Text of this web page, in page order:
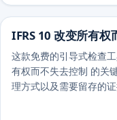
IFRS 10 改变所有权
这款免费的引导式检查
有权而不失去控制 的关
理方式以及需要留存的证